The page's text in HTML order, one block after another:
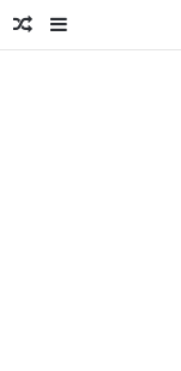
In
Random Article
Sidebar